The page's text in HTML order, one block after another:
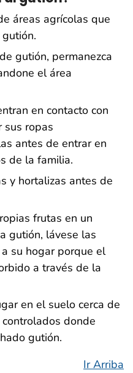
áreas agrícolas que
gutión, permanezca
el área
en contacto con
sus ropas
antes de entrar en
de la familia.
y hortalizas antes de
frutas en un
gutión, lávese las
su hogar porque el
a través de la
en el suelo cerca de
donde
gutión.
Ir Arriba